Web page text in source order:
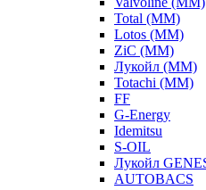
Total (ММ)
Lotos (ММ)
ZiC (ММ)
Лукойл (ММ)
Totachi (MM)
FF
G-Energy
Idemitsu
S-OIL
Лукойл
AUTOBACS